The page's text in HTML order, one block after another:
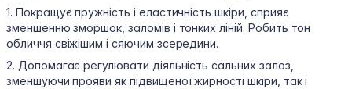
1. Покращує пружність і еластичність шкіри, сприяє
зменшенню зморшок, заломів і тонких ліній. Робить тон
обличчя свіжішим і сяючим зсередини.
2. Допомагає регулювати діяльність сальних залоз,
зменшуючи прояви як підвищеної жирності шкіри, так і